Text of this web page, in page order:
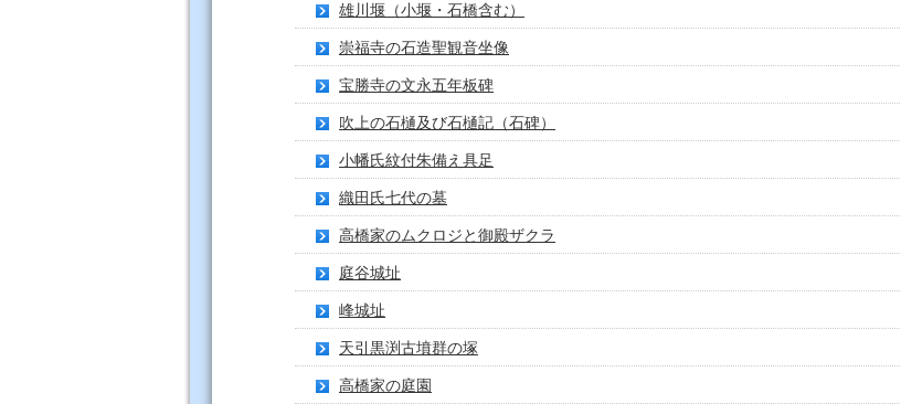
雄川堰（小堰・石橋含む）
崇福寺の石造聖観音坐像
宝勝寺の文永五年板碑
吹上の石樋及び石樋記（石碑）
小幡氏紋付朱備え具足
織田氏七代の墓
高橋家のムクロジと御殿ザクラ
庭谷城址
峰城址
天引黒渕古墳群の塚
高橋家の庭園